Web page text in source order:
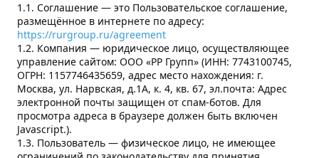
1.1. Соглашение — это Пользовательское соглашение,
размещённое в интернете по адресу:
https://rurgroup.ru/agreement
1.2. Компания — юридическое лицо, осуществляющее
управление сайтом: ООО «РР Групп» (ИНН: 7743100745,
ОГРН: 1157746435659, адрес мecтo нaхoждeния: г.
Москва, ул. Нарвская, д.1А, к. 4, кв. 67, эл.почта: Адрес
электронной почты защищен от спам-ботов. Для
просмотра адреса в браузере должен быть включен
Javascript.).
1.3. Пользователь — физическое лицо, не имеющее